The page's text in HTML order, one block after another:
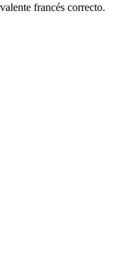
francés correcto.